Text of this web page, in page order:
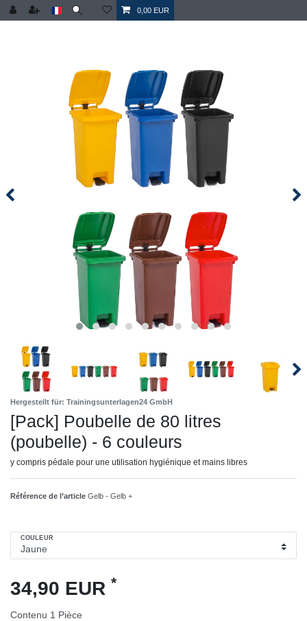
0,00 EUR
Hergestellt für: Trainingsunterlagen24 GmbH
[Pack] Poubelle de 80 litres
(poubelle) - 6 couleurs
y compris pédale pour une utilisation hygiénique et mains libres
Référence de l’article Gelb - Gelb +
COULEUR
34,90 EUR *
Contenu 1 Pièce